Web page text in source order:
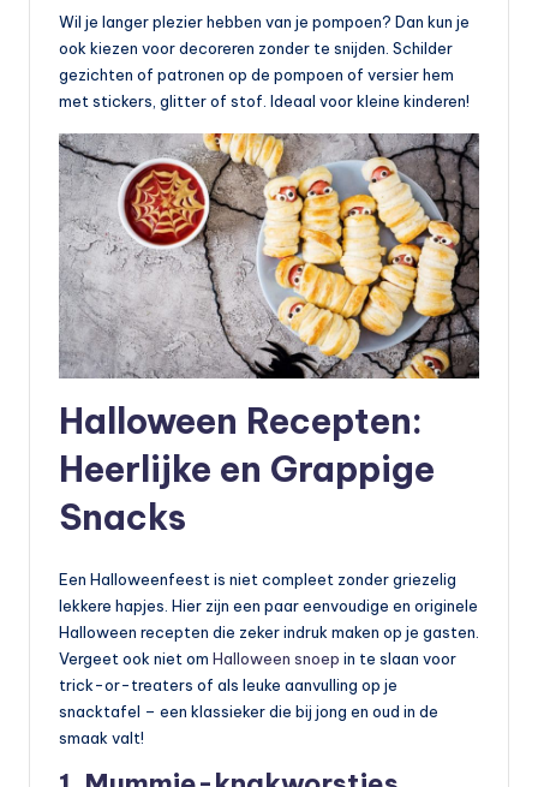
Wil je langer plezier hebben van je pompoen? Dan kun je
ook kiezen voor decoreren zonder te snijden. Schilder
gezichten of patronen op de pompoen of versier hem
met stickers, glitter of stof. Ideaal voor kleine kinderen!
Halloween Recepten:
Heerlijke en Grappige
Snacks
Een Halloweenfeest is niet compleet zonder griezelig
lekkere hapjes. Hier zijn een paar eenvoudige en originele
Halloween recepten die zeker indruk maken op je gasten.
Vergeet ook niet om Halloween snoep in te slaan voor
trick-or-treaters of als leuke aanvulling op je
snacktafel – een klassieker die bij jong en oud in de
smaak valt!